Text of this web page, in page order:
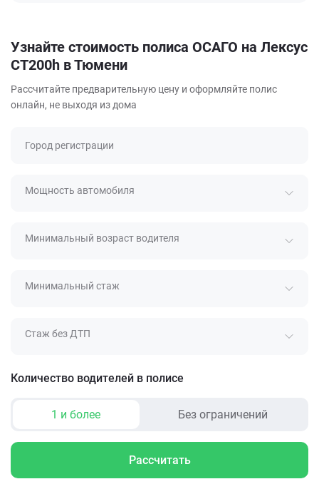
Узнайте стоимость полиса ОСАГО на Лексус
CT200h в Тюмени
Рассчитайте предварительную цену и оформляйте полис
онлайн, не выходя из дома
Город регистрации
Мощность автомобиля
Минимальный возраст водителя
Минимальный стаж
Стаж без ДТП
Количество водителей в полисе
1 и более Без ограничений
Рассчитать